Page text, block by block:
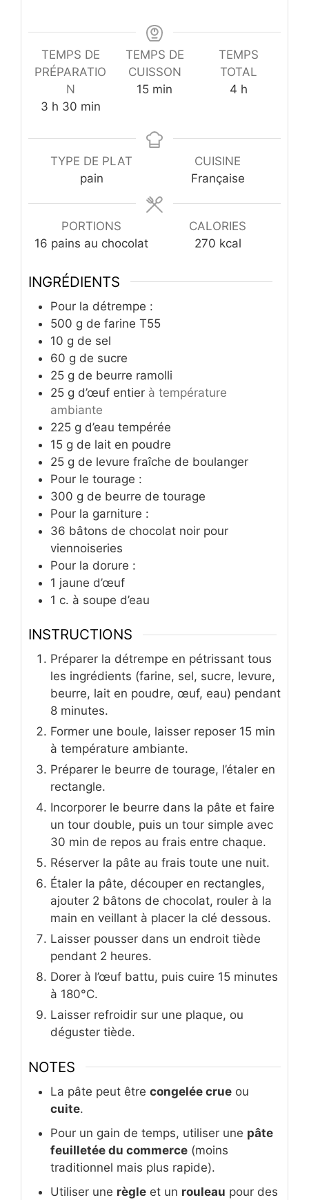
TEMPS DE
PRÉPARATIO
N
3heures
h 30minutes
min
TEMPS DE
CUISSON
15minutes
min
TEMPS
TOTAL
4 heures
h
TYPE DE PLAT
pain
CUISINE
Française
PORTIONS
16 pains au chocolat
CALORIES
270 kcal
INGRÉDIENTS
Pour la détrempe :
500 g de farine T55
10 g de sel
60 g de sucre
25 g de beurre ramolli
25 g d’œuf entier à température
ambiante
225 g d’eau tempérée
15 g de lait en poudre
25 g de levure fraîche de boulanger
Pour le tourage :
300 g de beurre de tourage
Pour la garniture :
36 bâtons de chocolat noir pour
viennoiseries
Pour la dorure :
1 jaune d’œuf
1 c. à soupe d’eau
INSTRUCTIONS
Préparer la détrempe en pétrissant tous
les ingrédients (farine, sel, sucre, levure,
beurre, lait en poudre, œuf, eau) pendant
8 minutes.
Former une boule, laisser reposer 15 min
à température ambiante.
Préparer le beurre de tourage, l’étaler en
rectangle.
Incorporer le beurre dans la pâte et faire
un tour double, puis un tour simple avec
30 min de repos au frais entre chaque.
Réserver la pâte au frais toute une nuit.
Étaler la pâte, découper en rectangles,
ajouter 2 bâtons de chocolat, rouler à la
main en veillant à placer la clé dessous.
Laisser pousser dans un endroit tiède
pendant 2 heures.
Dorer à l’œuf battu, puis cuire 15 minutes
à 180°C.
Laisser refroidir sur une plaque, ou
déguster tiède.
NOTES
La pâte peut être congelée crue ou
cuite.
Pour un gain de temps, utiliser une pâte
feuilletée du commerce (moins
traditionnel mais plus rapide).
Utiliser une règle et un rouleau pour des